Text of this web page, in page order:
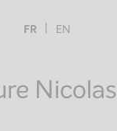
FR EN
Nicolas